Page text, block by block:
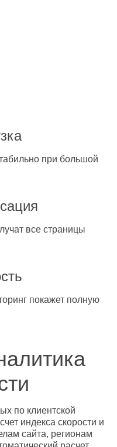
при большой
все страницы
покажет полную
по клиентской
индекса скорости и
сайта, регионам